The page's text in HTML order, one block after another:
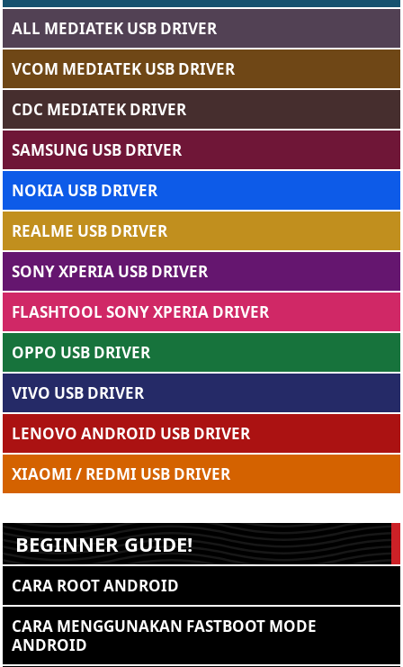
ALL MEDIATEK USB DRIVER
VCOM MEDIATEK USB DRIVER
CDC MEDIATEK DRIVER
SAMSUNG USB DRIVER
NOKIA USB DRIVER
REALME USB DRIVER
SONY XPERIA USB DRIVER
FLASHTOOL SONY XPERIA DRIVER
OPPO USB DRIVER
VIVO USB DRIVER
LENOVO ANDROID USB DRIVER
XIAOMI / REDMI USB DRIVER
BEGINNER GUIDE!
CARA ROOT ANDROID
CARA MENGGUNAKAN FASTBOOT MODE
ANDROID